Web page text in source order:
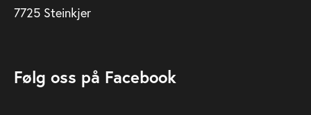
7725 Steinkjer
Følg oss på Facebook